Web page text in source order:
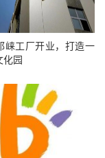
崃工厂开业，打造一
化园